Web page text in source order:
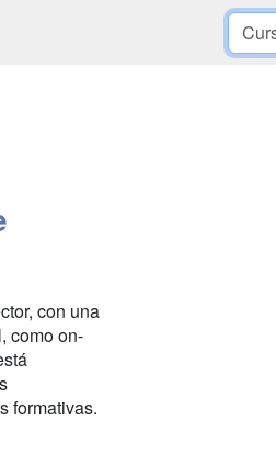
con una
como on-
formativas.